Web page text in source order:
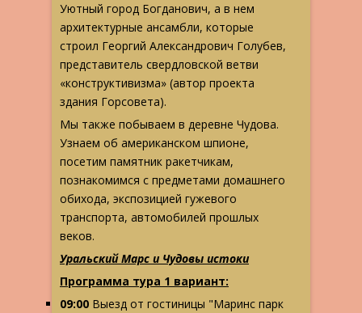
Уютный город Богданович, а в нем
архитектурные ансамбли, которые
строил Георгий Александрович Голубев,
представитель свердловской ветви
«конструктивизма» (автор проекта
здания Горсовета).
Мы также побываем в деревне Чудова.
Узнаем об американском шпионе,
посетим памятник ракетчикам,
познакомимся с предметами домашнего
обихода, экспозицией гужевого
транспорта, автомобилей прошлых
веков.
Уральский Марс и Чудовы истоки
Программа тура 1 вариант:
09:00 Выезд от гостиницы "Маринс парк